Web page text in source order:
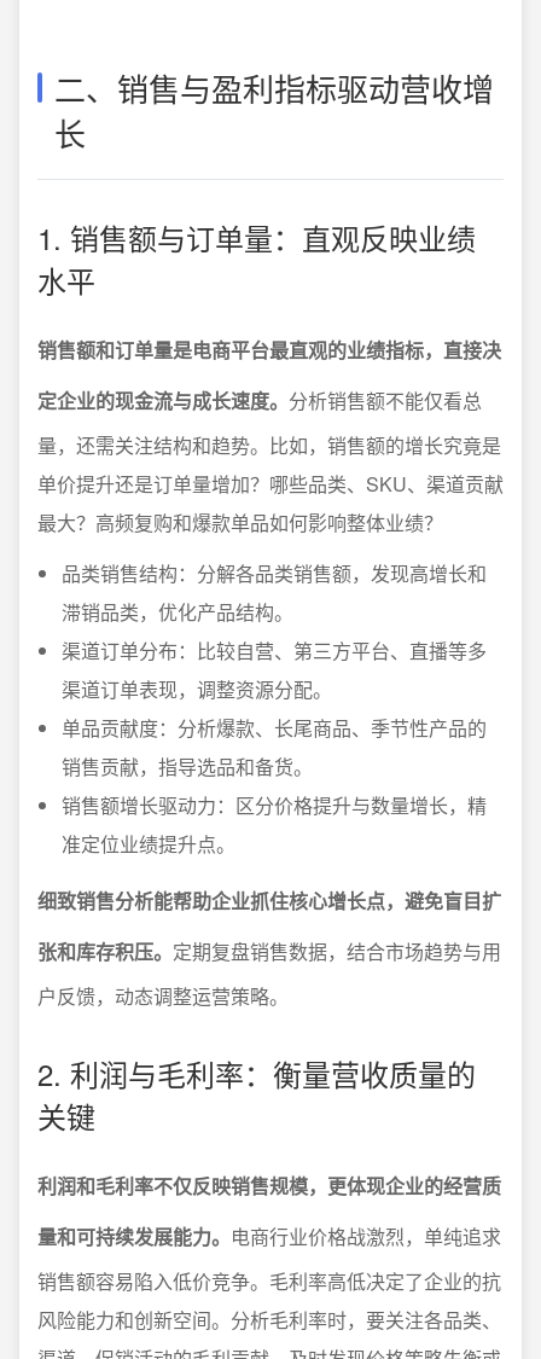
二、销售与盈利指标驱动营收增
长
1. 销售额与订单量：直观反映业绩
水平
销售额和订单量是电商平台最直观的业绩指标，直接决
定企业的现金流与成长速度。 分析销售额不能仅看总
量，还需关注结构和趋势。比如，销售额的增长究竟是
单价提升还是订单量增加？哪些品类、SKU、渠道贡献
最大？高频复购和爆款单品如何影响整体业绩？
品类销售结构：分解各品类销售额，发现高增长和
滞销品类，优化产品结构。
渠道订单分布：比较自营、第三方平台、直播等多
渠道订单表现，调整资源分配。
单品贡献度：分析爆款、长尾商品、季节性产品的
销售贡献，指导选品和备货。
销售额增长驱动力：区分价格提升与数量增长，精
准定位业绩提升点。
细致销售分析能帮助企业抓住核心增长点，避免盲目扩
张和库存积压。 定期复盘销售数据，结合市场趋势与用
户反馈，动态调整运营策略。
2. 利润与毛利率：衡量营收质量的
关键
利润和毛利率不仅反映销售规模，更体现企业的经营质
量和可持续发展能力。 电商行业价格战激烈，单纯追求
销售额容易陷入低价竞争。毛利率高低决定了企业的抗
风险能力和创新空间。分析毛利率时，要关注各品类、